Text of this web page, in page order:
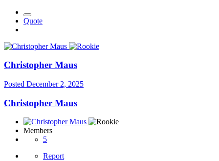
Quote
Christopher Maus
Posted December 2, 2025
Christopher Maus
Members
5
Report